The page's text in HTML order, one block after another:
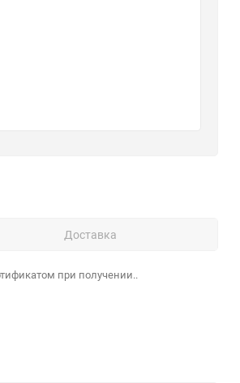
Доставка
при получении..